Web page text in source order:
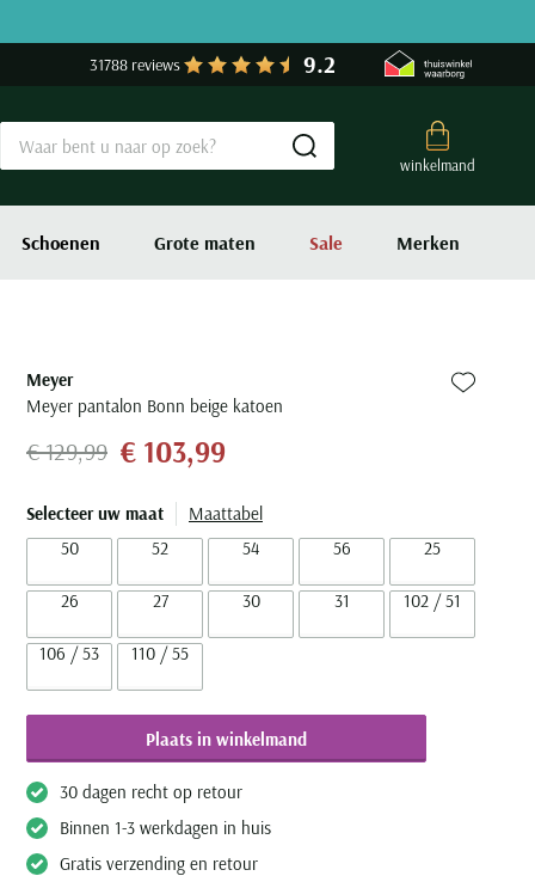
31788 reviews 9.2
winkelmand
Submit search
Schoenen Grote maten Sale Merken
Meyer
Meyer pantalon Bonn beige katoen
Zet bij
€ 129,99 € 103,99
Selecteer uw maat
Maattabel
50
52 54 56 25
26 27 30 31 102 / 51
106 / 53 110 / 55
Plaats in winkelmand
30 dagen recht op retour
Binnen 1-3 werkdagen in huis
Gratis verzending en retour